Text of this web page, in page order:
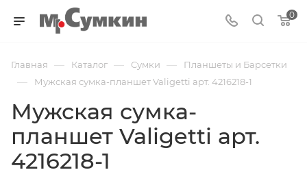
0
Главная — Каталог — Cумки — Планшеты и Барсетки
— Мужская сумка-планшет Valigetti арт. 4216218-1
Мужская сумка-
планшет Valigetti арт.
4216218-1